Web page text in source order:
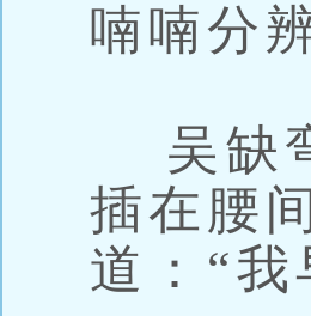
喃喃分
吴缺
插在腰
道：“